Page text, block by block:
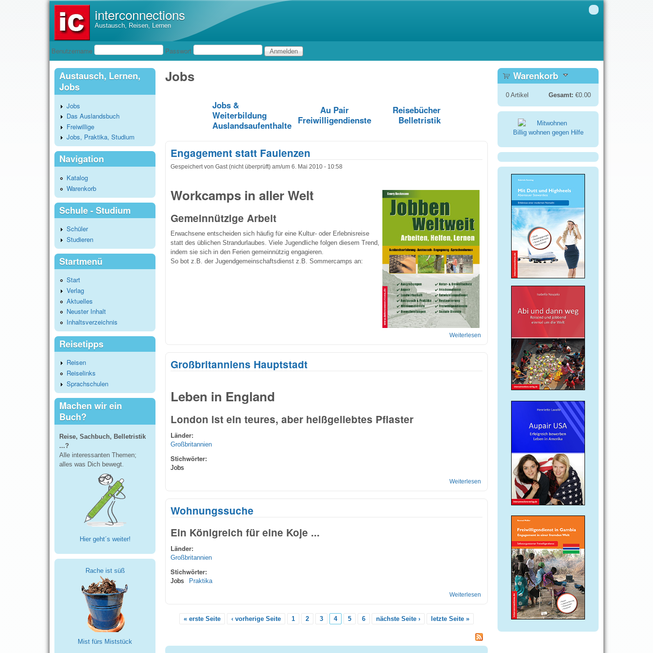
interconnections
Austausch, Reisen, Lernen
Benutzeranmeldung
Benutzername Passwort
Jobs
Jobs &
Weiterbildung
Auslandsaufenthalte
Au Pair
Freiwilligendienste
Reisebücher
Belletristik
Engagement statt Faulenzen
Gespeichert von Gast (nicht überprüft) am/um 6. Mai 2010 - 10:58
Workcamps in aller Welt
Gemeinnützige Arbeit
Erwachsene entscheiden sich häufig für eine Kultur- oder Erlebnisreise
statt des üblichen Strandurlaubes. Viele Jugendliche folgen diesem Trend,
indem sie sich in den Ferien gemeinnützig engagieren.
So bot z.B. der Jugendgemeinschaftsdienst z.B. Sommercamps an:
Weiterlesen über Engagement statt Faulenzen
Großbritanniens Hauptstadt
Leben in England
London ist ein teures, aber heißgeliebtes Pflaster
Länder:
Großbritannien
Stichwörter:
Jobs
Weiterlesen über Großbritanniens Hauptstadt
Wohnungssuche
Ein Königreich für eine Koje ...
Länder:
Großbritannien
Stichwörter:
Jobs Praktika
Weiterlesen über Wohnungssuche
« erste Seite ‹ vorherige Seite 1 2 3 4 5 6 nächste Seite › letzte Seite »
Austausch, Lernen,
Jobs
Jobs
Das Auslandsbuch
Freiwillige
Jobs, Praktika, Studium
Navigation
Katalog
Warenkorb
Schule - Studium
Schüler
Studieren
Startmenü
Start
Verlag
Aktuelles
Neuster Inhalt
Inhaltsverzeichnis
Reisetipps
Reisen
Reiselinks
Sprachschulen
Machen wir ein
Buch?
Reise, Sachbuch, Belletristik
...?
Alle interessanten Themen;
alles was Dich bewegt.
Hier geht´s weiter!
Rache ist süß
Mist fürs Miststück
Warenkorb
0Artikel Gesamt: €0.00
Billig wohnen gegen Hilfe